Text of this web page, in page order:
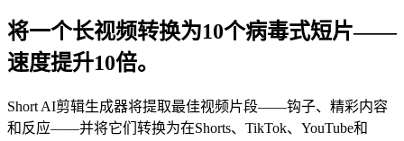
将一个长视频转换为10个病毒式短片——
速度提升10倍。
Short AI剪辑生成器将提取最佳视频片段——钩子、精彩内容
和反应——并将它们转换为在Shorts、TikTok、YouTube和